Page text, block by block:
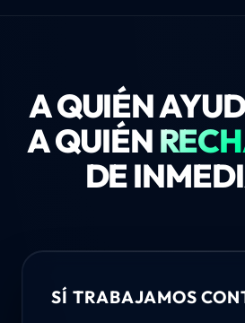
A QUIÉN
A QUIÉN
DE
SÍ TRABAJAMOS